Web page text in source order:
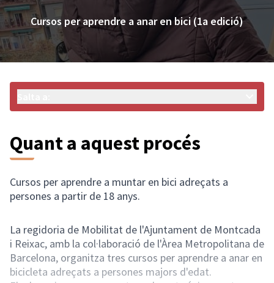
Cursos per aprendre a anar en bici (1a edició)
Quant a aquest procés
Cursos per aprendre a muntar en bici adreçats a
persones a partir de 18 anys.
La regidoria de Mobilitat de l'Ajuntament de Montcada
i Reixac, amb la col·laboració de l'Àrea Metropolitana de
Barcelona, organitza tres cursos per aprendre a anar en
bicicleta adreçats a persones majors d'edat.